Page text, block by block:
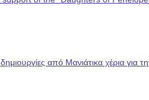
δημιουργίες από Μανιάτικα χέρια